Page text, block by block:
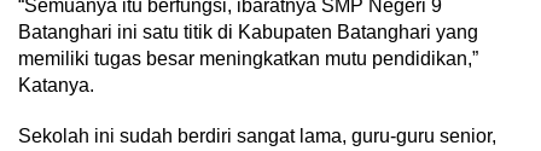
“Semuanya itu berfungsi, ibaratnya SMP Negeri 9
Batanghari ini satu titik di Kabupaten Batanghari yang
memiliki tugas besar meningkatkan mutu pendidikan,”
Katanya.
Sekolah ini sudah berdiri sangat lama, guru-guru senior,